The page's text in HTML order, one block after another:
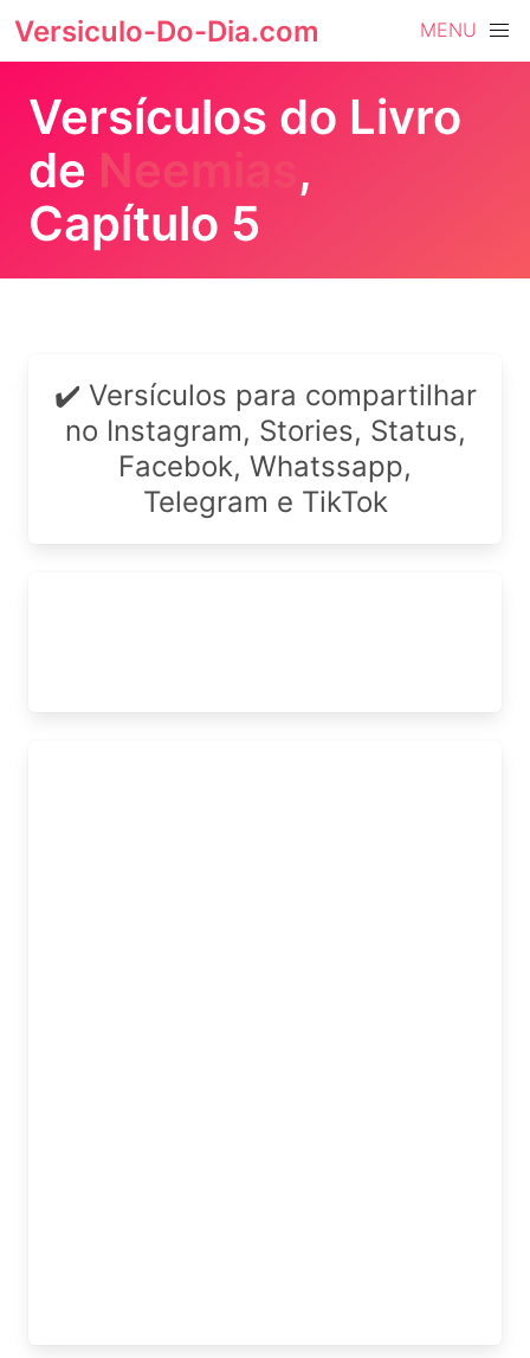
Versiculo-Do-Dia.com MENU
Versículos do Livro
de Neemias ,
Capítulo 5
✔️ Versículos para compartilhar
no Instagram, Stories, Status,
Facebok, Whatssapp,
Telegram e TikTok